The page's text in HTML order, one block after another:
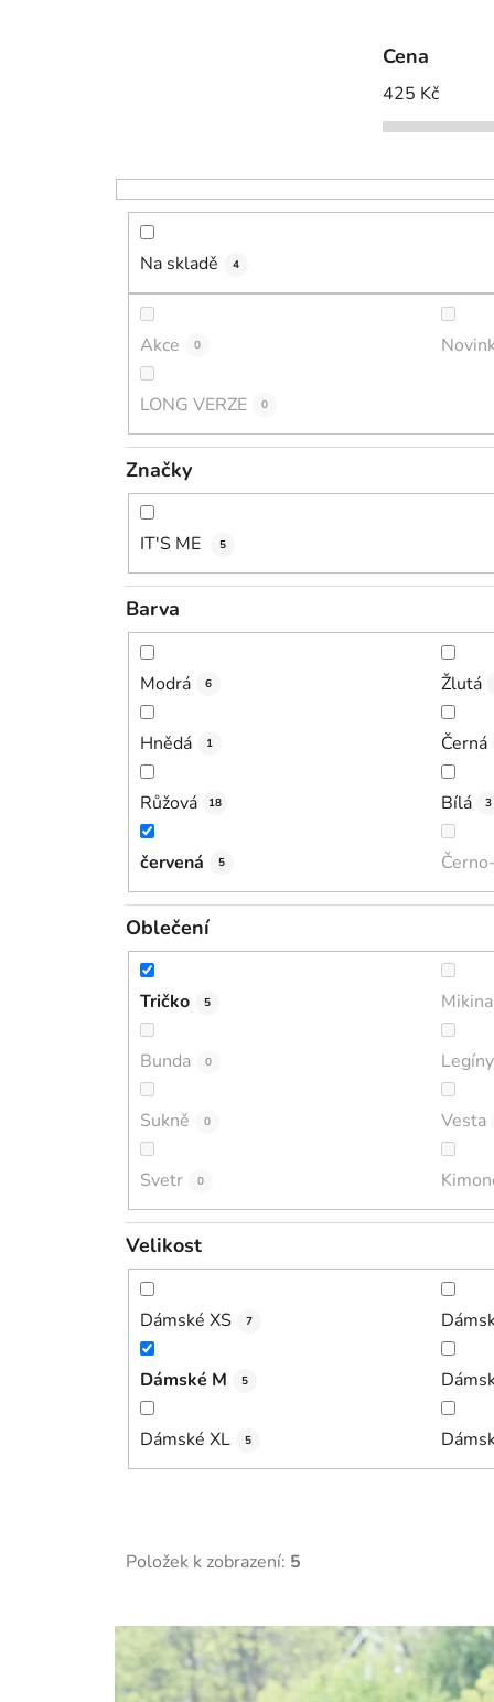
Cena
425 Kč
Na skladě 4
Akce 0
LONG VERZE 0
Značky
IT'S ME 5
Barva
Modrá 6 Žlutá
Hnědá 1 Černá
Růžová 18 Bílá 3
červená 5
Oblečení
Tričko 5 Mikina
Bunda 0 Legíny
Sukně 0 Vesta
Svetr 0
Velikost
Dámské XS 7
Dámské M 5
Dámské XL 5
Položek k zobrazení: 5
V
ý
p